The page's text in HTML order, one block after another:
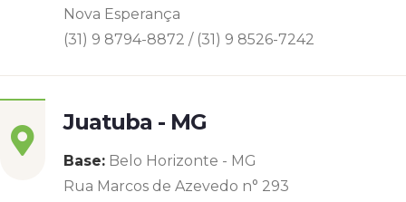
Nova Esperança
(31) 9 8794-8872 / (31) 9 8526-7242
Juatuba - MG
Base: Belo Horizonte - MG
Rua Marcos de Azevedo n° 293